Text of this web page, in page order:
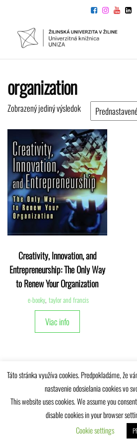
organization
Zobrazený jediný výsledok
Creativity, Innovation, and
Entrepreneurship: The Only Way
to Renew Your Organization
e-booky, taylor and francis
Viac info
Univerzitná knižnica Žilinskej
Táto stránka využíva cookies. Predpokladáme, že
nastavenie odosielania cookies vo
This website uses cookies. We assume you
disable cookies in your browser
Cookie settings